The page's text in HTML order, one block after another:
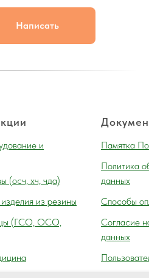
Написать
и
(осч, хч, чда)
из резины
(ГСО, ОСО,
Памятка
Политика
данных
Способы
Согласие
данных